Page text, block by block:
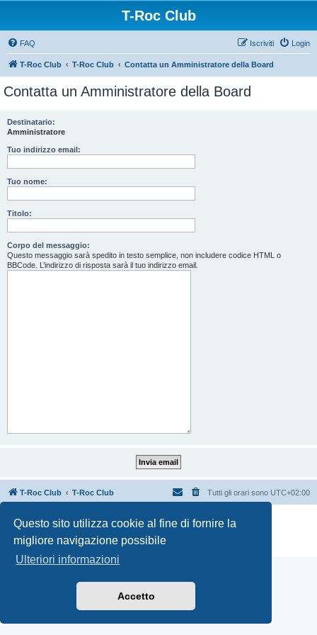
Questo sito utilizza cookie al fine di fornire la
migliore navigazione possibile
Ulteriori informazioni
Accetto
T-Roc Club
FAQ Login
Iscriviti
T-Roc Club T-Roc Club Contatta un Amministratore della Board
Contatta un Amministratore della Board
Destinatario:
Amministratore
Tuo indirizzo email:
Tuo nome:
Titolo:
Corpo del messaggio:
Questo messaggio sarà spedito in testo semplice, non includere codice HTML o
BBCode. L’indirizzo di risposta sarà il tuo indirizzo email.
T-Roc Club T-Roc Club Tutti gli orari sono UTC+02:00
Creato da
® Forum Software © phpBB Limited
Privacy|Condizioni